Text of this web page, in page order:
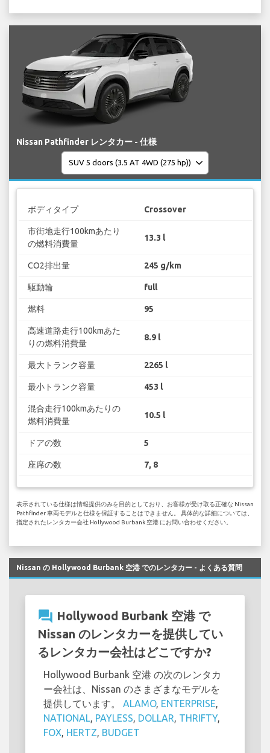
Nissan Pathfinder レンタカー - 仕様
ボディタイプ Crossover
市街地走行100kmあたり
の燃料消費量
13.3 l
CO2排出量 245 g/km
駆動輪 full
燃料 95
高速道路走行100kmあた
りの燃料消費量
8.9 l
最大トランク容量 2265 l
最小トランク容量 453 l
混合走行100kmあたりの
燃料消費量
10.5 l
ドアの数 5
座席の数 7, 8
表示されている仕様は情報提供のみを目的としており、お客様が受け取る正確な Nissan
Pathfinder 車両モデルと仕様を保証することはできません。 具体的な詳細については、
指定されたレンタカー会社 Hollywood Burbank 空港 にお問い合わせください。
Nissan の Hollywood Burbank 空港 でのレンタカー - よくある質問
question_answer Hollywood Burbank 空港 で
Nissan のレンタカーを提供してい
るレンタカー会社はどこですか?
Hollywood Burbank 空港 の次のレンタカ
ー会社は、Nissan のさまざまなモデルを
提供しています。 ALAMO, ENTERPRISE
NATIONAL
PAYLESS DOLLAR THRIFTY,
FOX HERTZ BUDGET